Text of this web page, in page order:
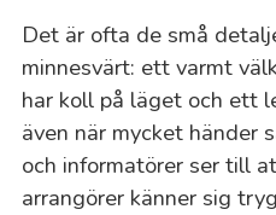
Det är ofta de små
minnesvärt: ett varmt
har koll på läget och ett
även när mycket händer
och informatörer ser till
arrangörer känner sig